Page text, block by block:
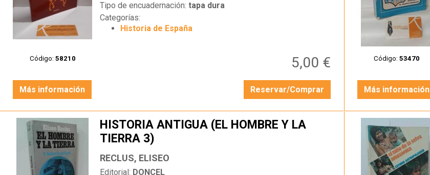
Código: 58210
Tipo de encuadernación:tapa dura
Categorías:
Historia de España
5,00 €
Más información Reservar/Comprar
Código:53470
Más información
HISTORIA ANTIGUA (EL HOMBRE Y LA
TIERRA 3)
RECLUS, ELISEO
Editorial: DONCEL